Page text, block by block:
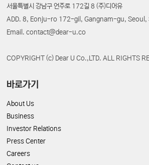
서울특별시 강남구 언주로 172길 8 (주)디어유
ADD. 8, Eonju-ro 172-gil, Gangnam-gu, Seoul,
Email. contact@dear-u.co
COPYRIGHT (c) Dear U Co.,LTD. ALL RIGHTS
바로가기
About Us
Business
Investor Relations
Press Center
Careers